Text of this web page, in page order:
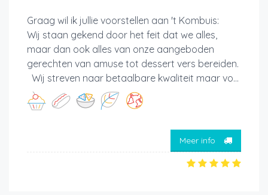
Graag wil ik jullie voorstellen aan 't Kombuis:
Wij staan gekend door het feit dat we alles,
maar dan ook alles van onze aangeboden
gerechten van amuse tot dessert vers bereiden.
Wij streven naar betaalbare kwaliteit maar vo...
Meer info